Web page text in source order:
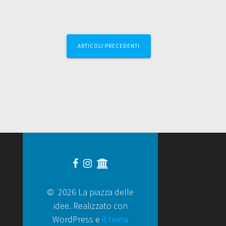
ARTICOLI PRECEDENTI
© 2026 La piazza delle
idee. Realizzato con
WordPress e il tema